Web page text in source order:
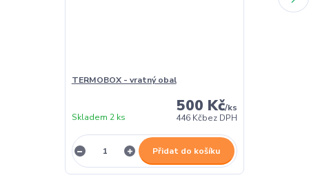
TERMOBOX - vratný obal
500 Kč/ks
446 Kčbez DPH
Skladem 2 ks
Přidat do košíku